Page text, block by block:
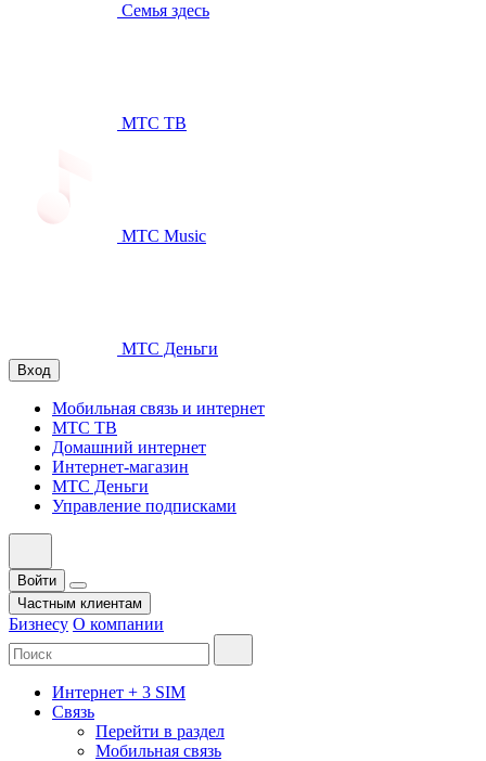
Семья здесь
МТС ТВ
МТС Music
МТС Деньги
Вход
Мобильная связь и интернет
МТС ТВ
Домашний интернет
Интернет-магазин
МТС Деньги
Управление подписками
Войти
Частным клиентам
Бизнесу О компании
Интернет + 3 SIM
Связь
Перейти в раздел
Мобильная связь